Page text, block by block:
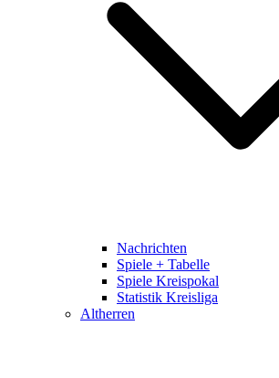
Nachrichten
Spiele + Tabelle
Spiele Kreispokal
Statistik Kreisliga
Altherren